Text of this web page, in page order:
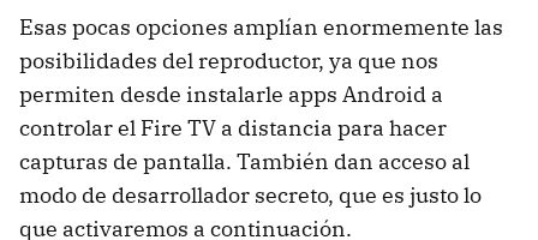
Esas pocas opciones amplían enormemente las
posibilidades del reproductor, ya que nos
permiten desde instalarle apps Android a
controlar el Fire TV a distancia para hacer
capturas de pantalla. También dan acceso al
modo de desarrollador secreto, que es justo lo
que activaremos a continuación.